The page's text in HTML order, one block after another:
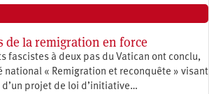
de la remigration en force
fascistes à deux pas du Vatican ont conclu,
national « Remigration et reconquête » visant
projet de loi d’initiative…